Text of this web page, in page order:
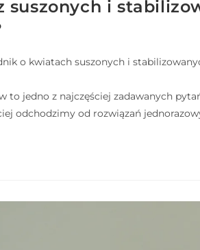
suszonych i
o kwiatach suszonych i
to jedno z najczęściej zadawanych
odchodzimy od rozwiązań